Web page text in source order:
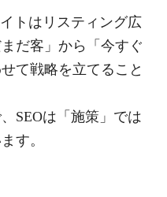
トはリスティング広
だ客」から「今すぐ
て戦略を立てること
SEOは「施策」では
す。